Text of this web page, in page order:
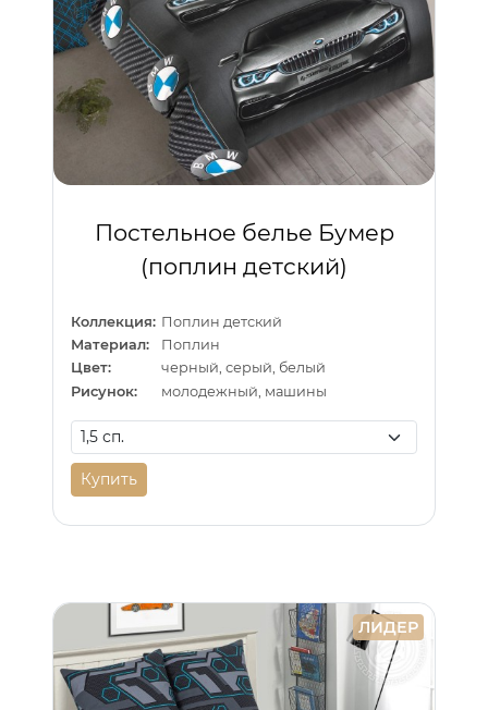
Постельное белье Бумер
(поплин детский)
Коллекция: Поплин детский
Материал:
Поплин
Цвет:
черный, серый, белый
Рисунок:
молодежный, машины
Купить
ЛИДЕР